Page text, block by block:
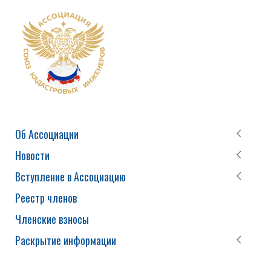
Об Ассоциации
Новости
Вступление в Ассоциацию
Реестр членов
Членские взносы
Раскрытие информации